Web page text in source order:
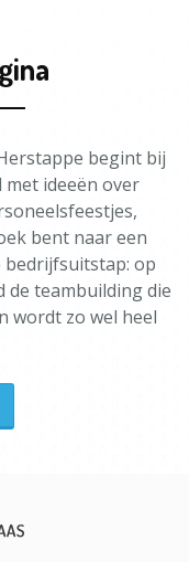
begint bij
met ideeën over
bent naar een
op
de teambuilding die
wordt zo wel heel